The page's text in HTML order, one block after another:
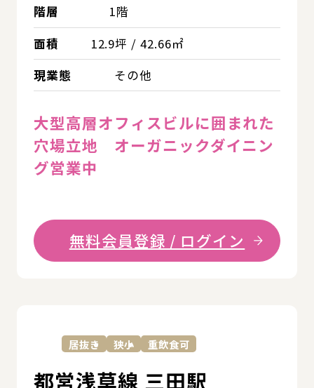
階層
1階
面積
12.9坪 / 42.66㎡
現業態
その他
大型高層オフィスビルに囲まれた
穴場立地 オーガニックダイニン
グ営業中
無料会員登録 / ログイン
居抜き 狭小 重飲食可
都営浅草線 三田駅